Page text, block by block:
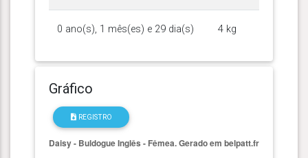
0 ano(s), 1 mês(es) e 29 dia(s) 4 kg
Gráfico
REGISTRO